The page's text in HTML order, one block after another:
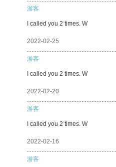
游客
I called you 2 times. W
2022-02-25
游客
I called you 2 times. W
2022-02-20
游客
I called you 2 times. W
2022-02-16
游客